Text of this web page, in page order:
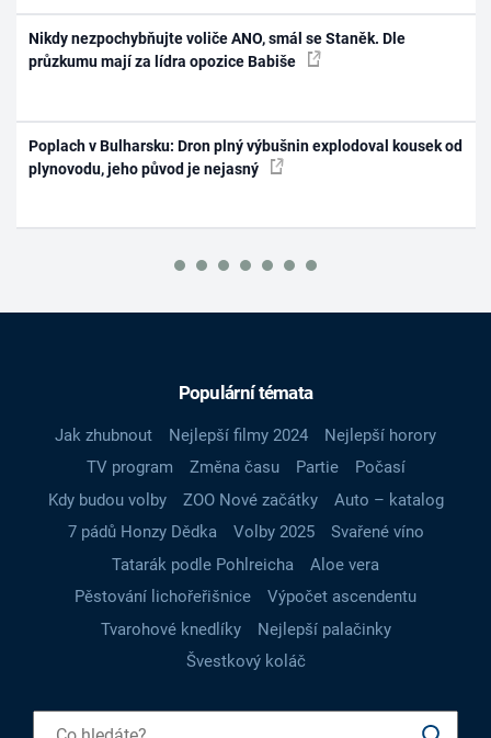
Nikdy nezpochybňujte voliče ANO, smál se Staněk. Dle
průzkumu mají za lídra opozice Babiše
Poplach v Bulharsku: Dron plný výbušnin explodoval kousek od
plynovodu, jeho původ je nejasný
Populární témata
Jak zhubnout Nejlepší filmy 2024
Nejlepší horory
TV program
Změna času Partie
Počasí
Kdy budou volby
ZOO Nové začátky
Auto – katalog
7 pádů Honzy Dědka
Volby 2025
Svařené víno
Tatarák podle Pohlreicha
Aloe vera
Pěstování lichořeřišnice
Výpočet ascendentu
Tvarohové knedlíky
Nejlepší palačinky
Švestkový koláč